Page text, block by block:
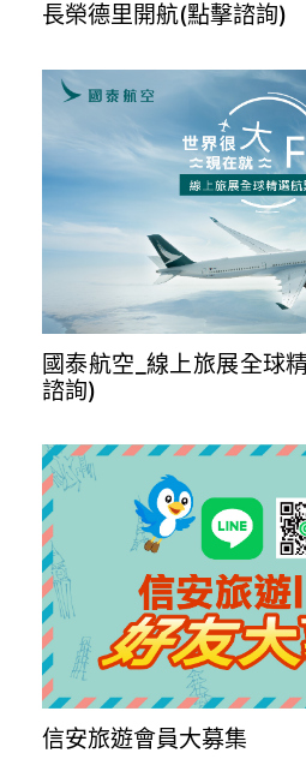
長榮德里開航(點擊諮詢)
國泰航空_線上旅展全球
諮詢)
信安旅遊會員大募集